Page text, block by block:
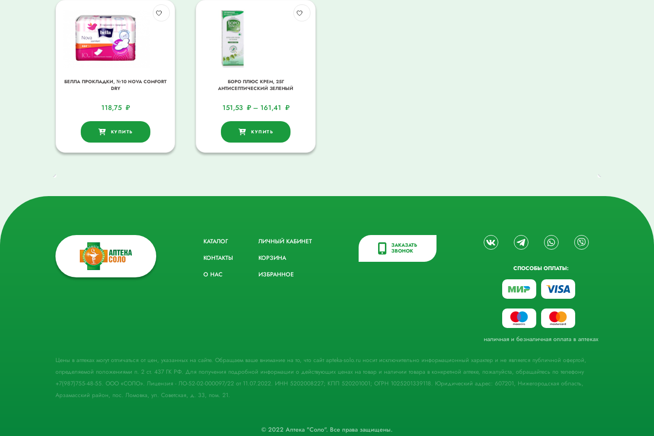
БЕЛЛА ПРОКЛАДКИ, №10 NOVA COMFORT
DRY
118,75 ₽
КУПИТЬ
БОРО ПЛЮС КРЕМ, 25Г
АНТИСЕПТИЧЕСКИЙ ЗЕЛЕНЫЙ
151,53 ₽ – 161,41 ₽
КУПИТЬ
КАТАЛОГ
КОНТАКТЫ
О НАС
ЛИЧНЫЙ КАБИНЕТ
КОРЗИНА
ИЗБРАННОЕ
ЗАКАЗАТЬ
ЗВОНОК
СПОСОБЫ ОПЛАТЫ:
наличная и безналичная оплата в аптеках
Цены в аптеках могут отличаться от цен, указанных на сайте. Обращаем ваше внимание на то, что сайт apteka-solo.ru носит исключительно информационный характер и не является публичной офертой,
определяемой положениями п. 2 ст. 437 ГК РФ. Для получения подробной информации о действующих ценах на товар и наличии товара в конкретной аптеке, пожалуйста, обращайтесь по телефону
+7(987)755-48-55. ООО «СОЛО». Лицензия - ЛО-52-02-000097/22 от 11.07.2022. ИНН 5202008227; КПП 520201001; ОГРН 1025201339118. Юридический адрес: 607201, Нижегородская область,
Арзамасский район, пос. Ломовка, ул. Советская, д. 33, пом. 21.
© 2022 Аптека "Соло". Все права защищены.